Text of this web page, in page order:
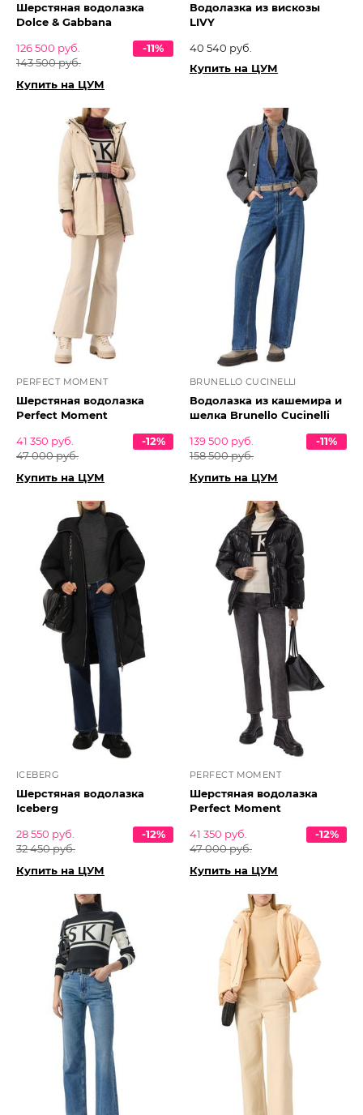
Шерстяная водолазка
Dolce & Gabbana
126 500 руб.
143 500 руб.
-11%
Купить на ЦУМ
Водолазка из вискозы
LIVY
40 540 руб.
Купить на ЦУМ
PERFECT MOMENT
Шерстяная водолазка
Perfect Moment
41 350 руб.
47 000 руб.
-12%
Купить на ЦУМ
BRUNELLO CUCINELLI
Водолазка из кашемира и
шелка Brunello Cucinelli
139 500 руб.
158 500 руб.
-11%
Купить на ЦУМ
ICEBERG
Шерстяная водолазка
Iceberg
28 550 руб.
32 450 руб.
-12%
Купить на ЦУМ
PERFECT MOMENT
Шерстяная водолазка
Perfect Moment
41 350 руб.
47 000 руб.
-12%
Купить на ЦУМ